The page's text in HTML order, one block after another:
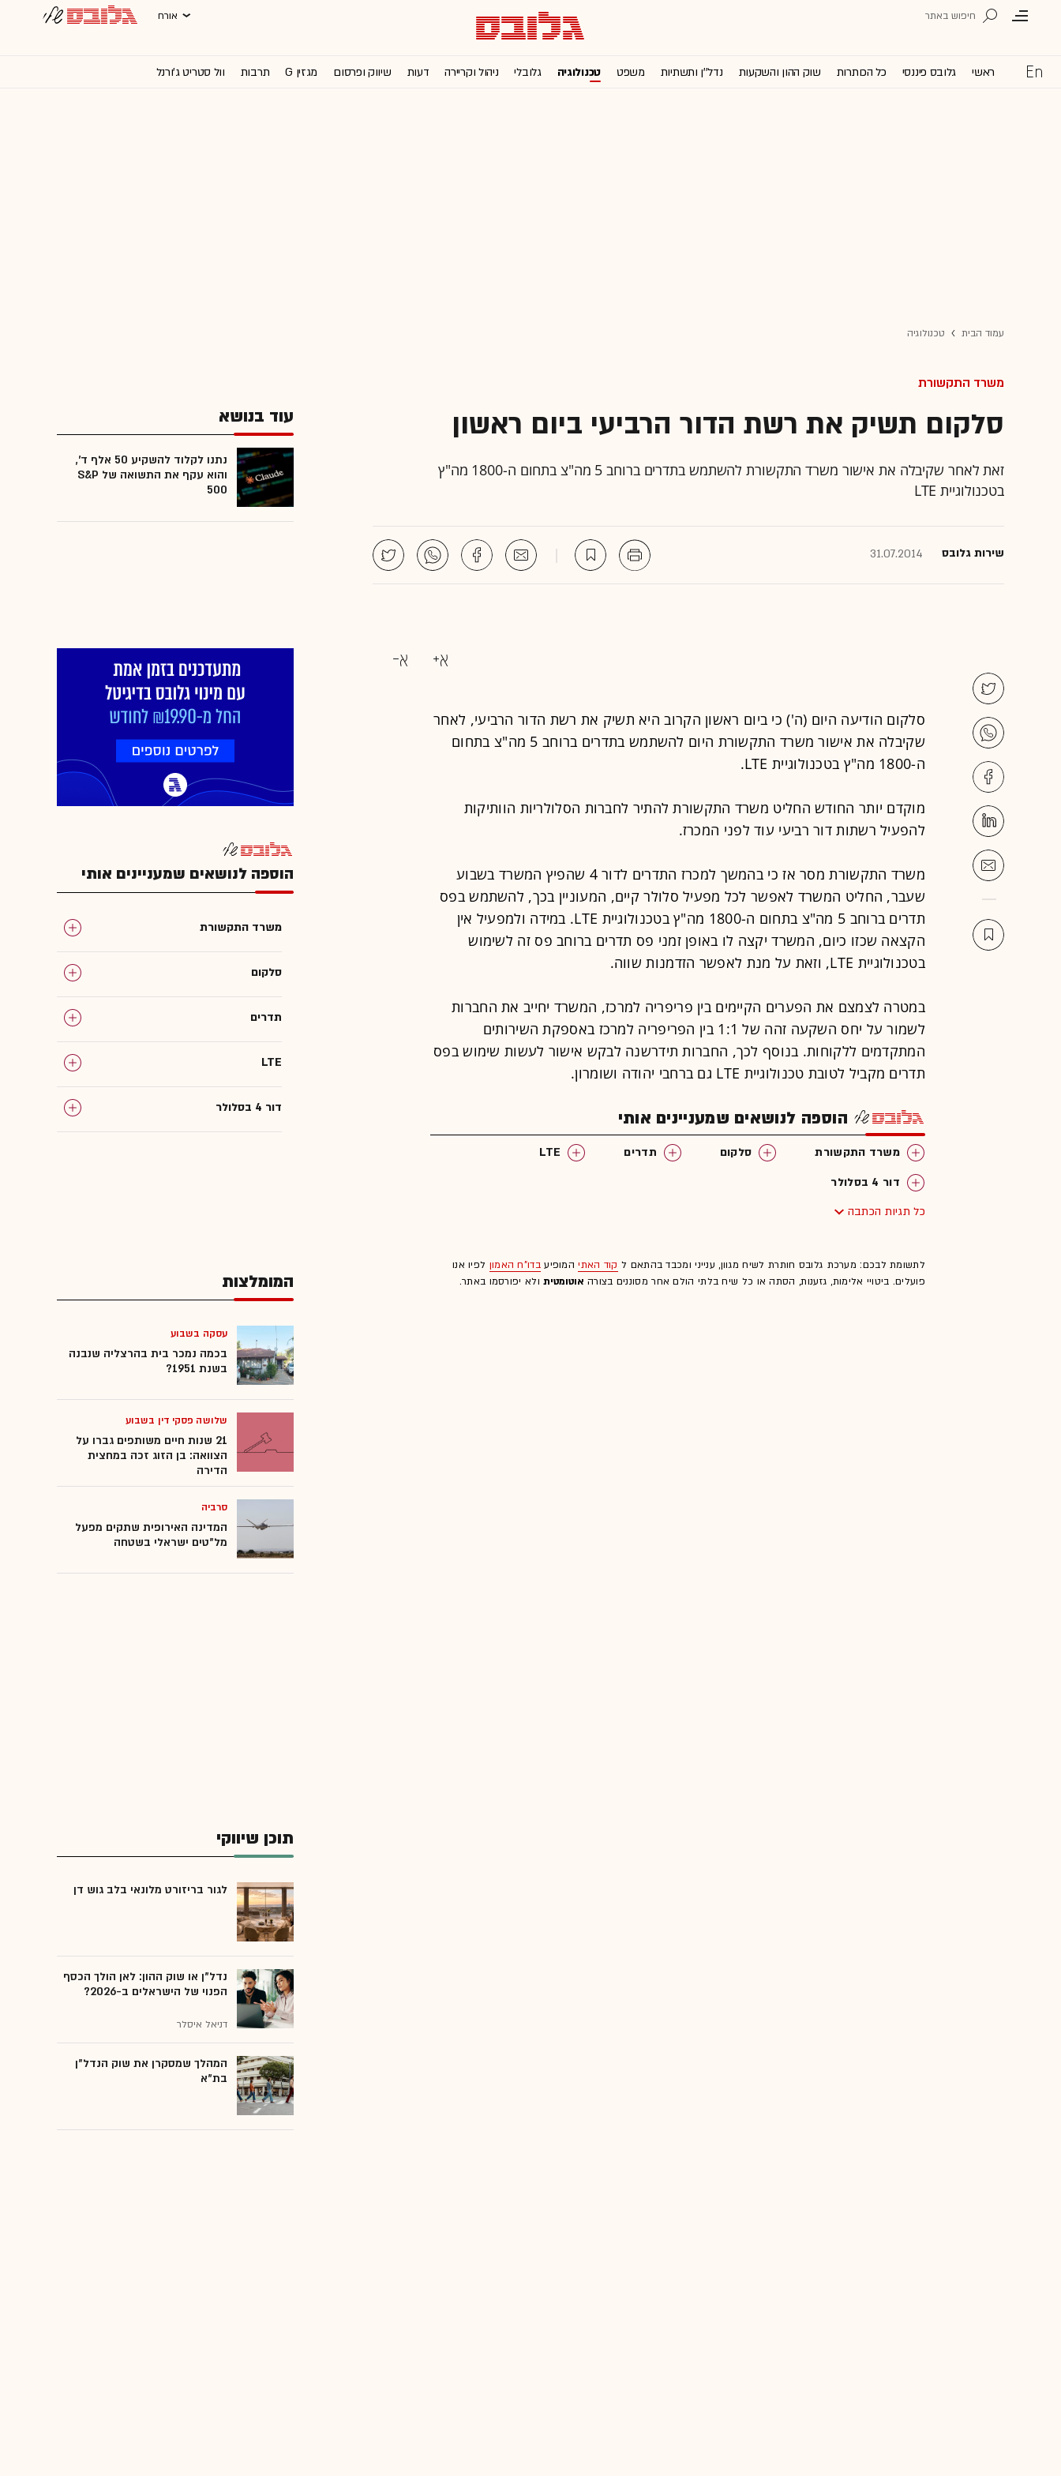
אורח
ראשי גלובס פיננסי כל הכותרות שוק ההון והשקעות נדל''ן ותשתיות משפט טכנולוגיה גלובלי ניהול וקריירה דעות שיווק ופרסום מגזין G תרבות וול סטריט ג'ורנל
עמוד הבית טכנולוגיה
משרד התקשורת
סלקום תשיק את רשת הדור הרביעי ביום ראשון
זאת לאחר שקיבלה את אישור משרד התקשורת להשתמש בתדרים ברוחב 5 מה"צ בתחום ה-1800 מה"ץ
בטכנולוגיית LTE
שירות גלובס 31.07.2014
סלקום הודיעה היום (ה') כי ביום ראשון הקרוב היא תשיק את רשת הדור הרביעי, לאחר
שקיבלה את אישור משרד התקשורת היום להשתמש בתדרים ברוחב 5 מה"צ בתחום
ה-1800 מה"ץ בטכנולוגיית LTE.
מוקדם יותר החודש החליט משרד התקשורת להתיר לחברות הסלולריות הוותיקות
להפעיל רשתות דור רביעי עוד לפני המכרז.
משרד התקשורת מסר אז כי בהמשך למכרז התדרים לדור 4 שהפיץ המשרד בשבוע
שעבר, החליט המשרד לאפשר לכל מפעיל סלולר קיים, המעוניין בכך, להשתמש בפס
תדרים ברוחב 5 מה"צ בתחום ה-1800 מה"ץ בטכנולוגיית LTE. במידה ולמפעיל אין
הקצאה שכזו כיום, המשרד יקצה לו באופן זמני פס תדרים ברוחב פס זה לשימוש
בטכנולוגיית LTE, וזאת על מנת לאפשר הזדמנות שווה.
במטרה לצמצם את הפערים הקיימים בין פריפריה למרכז, המשרד יחייב את החברות
לשמור על יחס השקעה זהה של 1:1 בין הפריפריה למרכז באספקת השירותים
המתקדמים ללקוחות. בנוסף לכך, החברות תידרשנה לבקש אישור לעשות שימוש בפס
תדרים מקביל לטובת טכנולוגיית LTE גם ברחבי יהודה ושומרון.
הוספה לנושאים שמעניינים אותי
משרד התקשורת סלקום תדרים
LTE
דור 4 בסלולר
כל תגיות הכתבה
לתשומת לבכם: מערכת גלובס חותרת לשיח מגוון, ענייני ומכבד בהתאם ל קוד האתיהמופיעבדו"ח האמון לפיו אנו
פועלים. ביטויי אלימות, גזענות, הסתה או כל שיח בלתי הולם אחר מסוננים בצורה אוטומטיתולא יפורסמו באתר.
עוד בנושא
נתנו לקלוד להשקיע 50 אלף ד',
והוא עקף את התשואה של S&P
500
הוספה לנושאים שמעניינים אותי
משרד התקשורת
סלקום
תדרים
LTE
דור 4 בסלולר
המומלצות
עסקה בשבוע
בכמה נמכר בית בהרצליה שנבנה
בשנת 1951?
שלושה פסקי דין בשבוע
21 שנות חיים משותפים גברו על
הצוואה: בן הזוג זכה במחצית
הדירה
סרביה
המדינה האירופית שתקים מפעל
מל"טים ישראלי בשטחה
תוכן שיווקי
לגור בריזורט מלונאי בלב גוש דן
נדל"ן או שוק ההון: לאן הולך הכסף
הפנוי של הישראלים ב-2026?
דניאל איסלר
המהלך שמסקרן את שוק הנדל"ן
בת"א